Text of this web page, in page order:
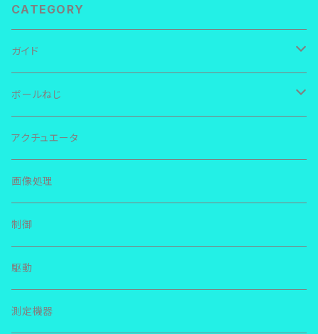
CATEGORY
ガイド
ＴＨＫ ＬＭガイド
ＲＳＲ
ＳＲＳ
ＩＫＯ リニアウェイ
ＬＷＬ
ＬＷＥＳ
ＮＳＫ リニアガイド
ＬＥ
ＬＨ
その他
ボールねじ
ＴＨＫ
ＮＳＫ
その他
アクチュエータ
画像処理
制御
駆動
測定機器